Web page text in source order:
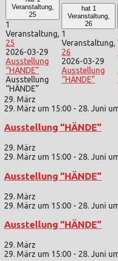
Veranstaltung,
25
1
Veranstaltung,
25
2026-03-29
Ausstellung
“HÄNDE”
Ausstellung
“HÄNDE”
hat 1
Veranstaltung,
26
1
Veranstaltung,
26
2026-03-29
Ausstellung
“HÄNDE”
29. März
29. März um 15:00 - 28. Juni
Ausstellung “HÄNDE”
29. März
29. März um 15:00 - 28. Juni
Ausstellung “HÄNDE”
29. März
29. März um 15:00 - 28. Juni
Ausstellung “HÄNDE”
29. März
29. März um 15:00 - 28. Juni